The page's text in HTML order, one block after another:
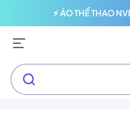
⚡ ÁO THỂ THAO